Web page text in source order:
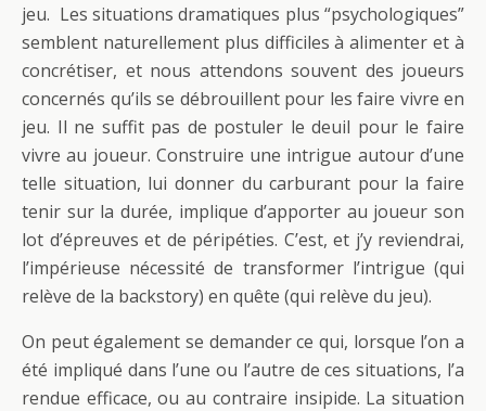
jeu. Les situations dramatiques plus “psychologiques”
semblent naturellement plus difficiles à alimenter et à
concrétiser, et nous attendons souvent des joueurs
concernés qu’ils se débrouillent pour les faire vivre en
jeu. Il ne suffit pas de postuler le deuil pour le faire
vivre au joueur. Construire une intrigue autour d’une
telle situation, lui donner du carburant pour la faire
tenir sur la durée, implique d’apporter au joueur son
lot d’épreuves et de péripéties. C’est, et j’y reviendrai,
l’impérieuse nécessité de transformer l’intrigue (qui
relève de la backstory) en quête (qui relève du jeu).
On peut également se demander ce qui, lorsque l’on a
été impliqué dans l’une ou l’autre de ces situations, l’a
rendue efficace, ou au contraire insipide. La situation